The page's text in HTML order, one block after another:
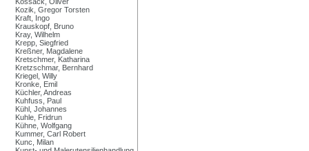
Kozik, Gregor Torsten
Kraft, Ingo
Krauskopf, Bruno
Kray, Wilhelm
Krepp, Siegfried
Kreßner, Magdalene
Kretschmer, Katharina
Kretzschmar, Bernhard
Kriegel, Willy
Kronke, Emil
Küchler, Andreas
Kuhfuss, Paul
Kühl, Johannes
Kuhle, Fridrun
Kühne, Wolfgang
Kummer, Carl Robert
Kunc, Milan